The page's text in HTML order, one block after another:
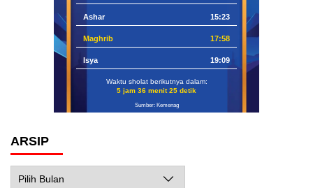
Ashar 15:23
Maghrib 17:58
Isya 19:09
Waktu sholat berikutnya dalam:
5 jam 36 menit 24 detik
Sumber: Kemenag
ARSIP